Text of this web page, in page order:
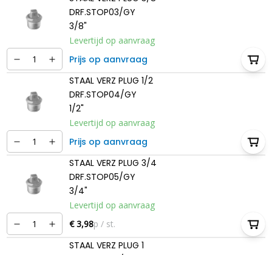
DRF.STOP03/GY
3/8"
Levertijd op aanvraag
Prijs op aanvraag
STAAL VERZ PLUG 1/2
DRF.STOP04/GY
1/2"
Levertijd op aanvraag
Prijs op aanvraag
STAAL VERZ PLUG 3/4
DRF.STOP05/GY
3/4"
Levertijd op aanvraag
€ 3,98p / st.
STAAL VERZ PLUG 1